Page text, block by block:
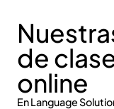
de
online
En Language